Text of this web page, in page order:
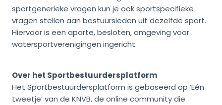
sportgenerieke vragen kun je ook sportspecifieke
vragen stellen aan bestuursleden uit dezelfde sport.
Hiervoor is een aparte, besloten, omgeving voor
watersportverenigingen ingericht.
Over het Sportbestuurdersplatform
Het Sportbestuurdersplatform is gebaseerd op ‘Eén
tweetje’ van de KNVB, de online community die